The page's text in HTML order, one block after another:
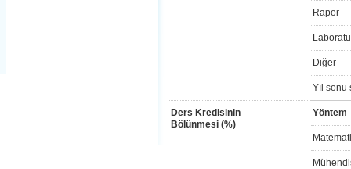
Rapor
Diğer
Yıl sonu
Ders Kredisinin
Bölünmesi (%)
Yöntem